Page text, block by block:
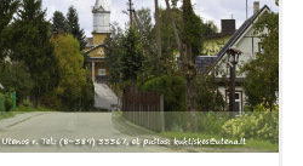
piliečiai
paminklai